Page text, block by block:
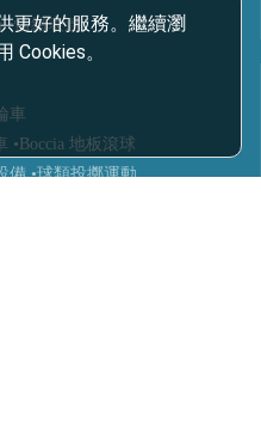
更好的服務。繼續瀏
Cookies。
•情緒表達
車
•Boccia 地板滾球
備 •球類投擲運動